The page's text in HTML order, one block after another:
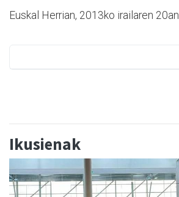
Euskal Herrian, 2013ko irailaren 20an
Ikusienak